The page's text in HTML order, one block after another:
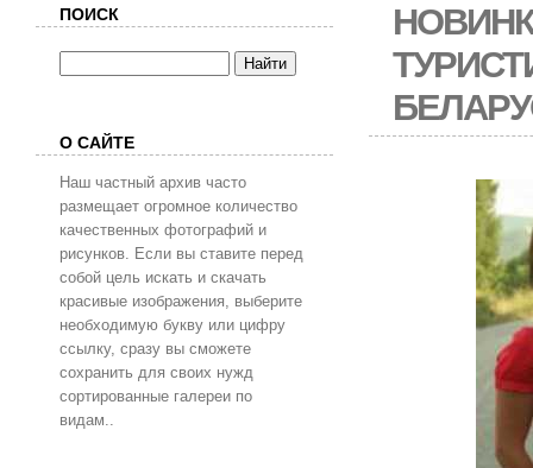
ПОИСК
О САЙТЕ
Наш частный архив часто
размещает огромное количество
качественных фотографий и
рисунков. Если вы ставите перед
собой цель искать и скачать
красивые изображения, выберите
необходимую букву или цифру
ссылку, сразу вы сможете
сохранить для своих нужд
сортированные галереи по
видам..